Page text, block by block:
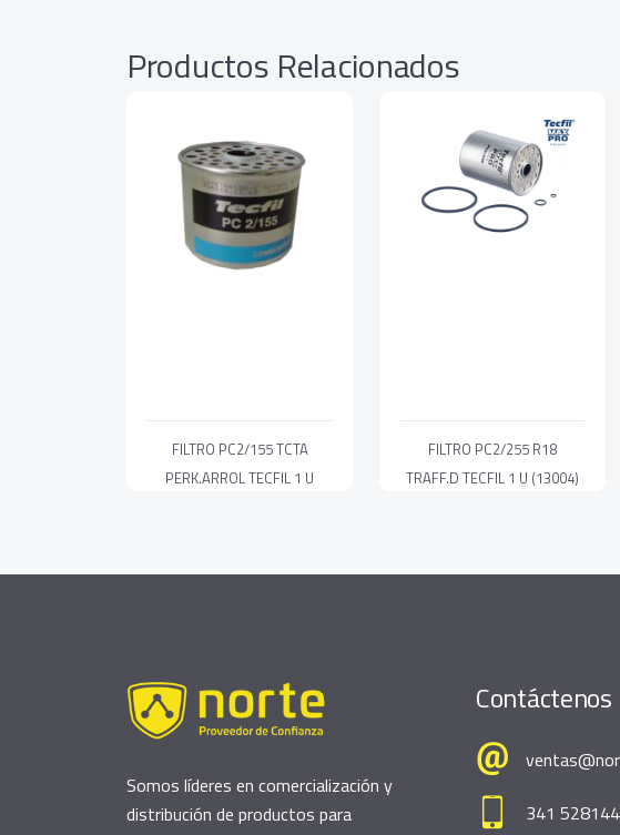
Productos Relacionados
FILTRO PC2/155 TCTA
PERK.ARROL TECFIL 1 U
FILTRO PC2/255 R18
TRAFF.D TECFIL 1 U (13004)
Somos líderes en comercialización y
distribución de productos para
Contáctenos
341